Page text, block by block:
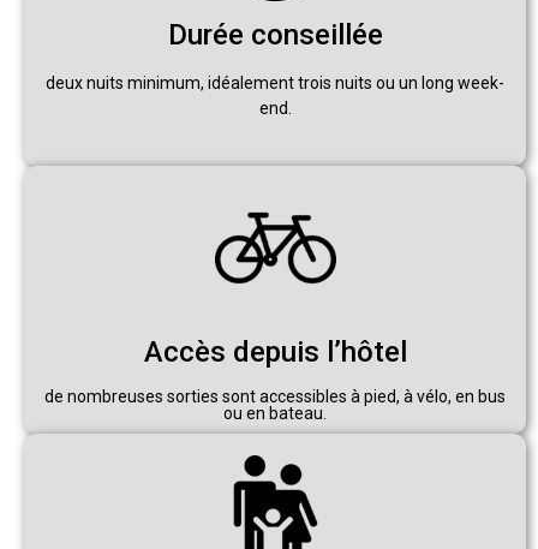
Durée conseillée
deux nuits minimum, idéalement trois nuits ou un long week-
end.
Accès depuis l’hôtel
de nombreuses sorties sont accessibles à pied, à vélo, en bus
ou en bateau.